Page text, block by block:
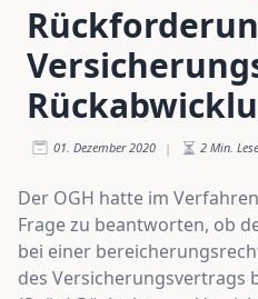
01. Dezember 2020 | 2 Min.
Der OGH hatte im
Frage zu beantworten, ob
bei einer
des Versicherungsvertrags